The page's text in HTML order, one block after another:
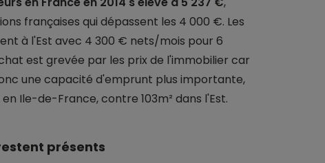
françaises qui dépassent les 4 000 €. Les
à l'Est avec 4 300 € nets/mois pour 6
est grevée par les prix de l'immobilier car
une capacité d'emprunt plus importante,
Ile-de-France, contre 103m² dans l'Est.
présents